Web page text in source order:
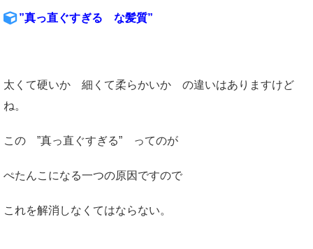
”真っ直ぐすぎる な髪質”
太くて硬いか 細くて柔らかいか の違いはありますけど
ね。
この ”真っ直ぐすぎる” ってのが
ぺたんこになる一つの原因ですので
これを解消しなくてはならない。